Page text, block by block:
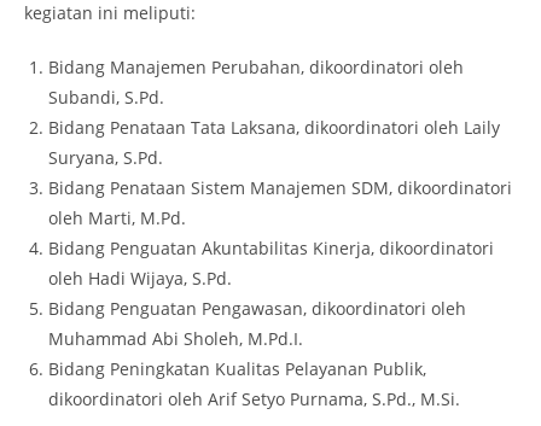
kegiatan ini meliputi:
Bidang Manajemen Perubahan, dikoordinatori oleh
Subandi, S.Pd.
Bidang Penataan Tata Laksana, dikoordinatori oleh Laily
Suryana, S.Pd.
Bidang Penataan Sistem Manajemen SDM, dikoordinatori
oleh Marti, M.Pd.
Bidang Penguatan Akuntabilitas Kinerja, dikoordinatori
oleh Hadi Wijaya, S.Pd.
Bidang Penguatan Pengawasan, dikoordinatori oleh
Muhammad Abi Sholeh, M.Pd.I.
Bidang Peningkatan Kualitas Pelayanan Publik,
dikoordinatori oleh Arif Setyo Purnama, S.Pd., M.Si.